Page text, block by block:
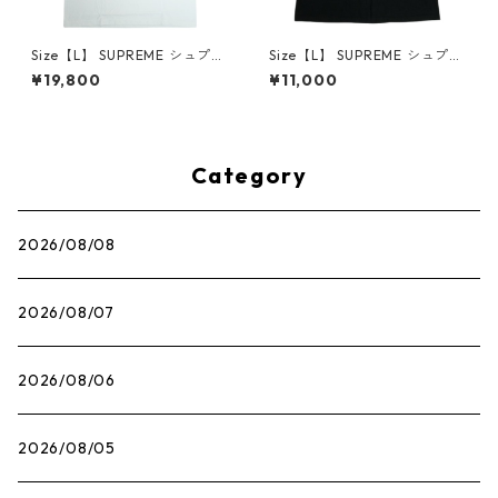
Size【L】 SUPREME シュプリ
ーム 25SS Mouse Tee White
Tシャツ 白 【新古品・未使用
¥19,800
Size【L】 SUPREME シュプリ
ーム ×The Exorcist 25FW Mo
ther L/S Tee Black ロンT 黒
¥11,000
Category
2026/08/08
2026/08/07
2026/08/06
2026/08/05